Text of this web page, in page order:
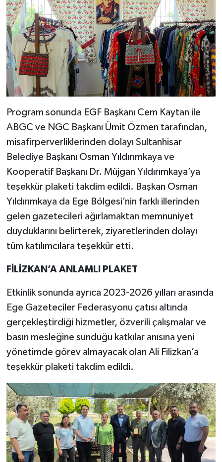
Program sonunda EGF Başkanı Cem Kaytan ile
ABGC ve NGC Başkanı Ümit Özmen tarafından,
misafirperverliklerinden dolayı Sultanhisar
Belediye Başkanı Osman Yıldırımkaya ve
Kooperatif Başkanı Dr. Müjgan Yıldırımkaya’ya
teşekkür plaketi takdim edildi. Başkan Osman
Yıldırımkaya da Ege Bölgesi’nin farklı illerinden
gelen gazetecileri ağırlamaktan memnuniyet
duyduklarını belirterek, ziyaretlerinden dolayı
tüm katılımcılara teşekkür etti.
FİLİZKAN’A ANLAMLI PLAKET
Etkinlik sonunda ayrıca 2023-2026 yılları arasında
Ege Gazeteciler Federasyonu çatısı altında
gerçekleştirdiği hizmetler, özverili çalışmalar ve
basın mesleğine sunduğu katkılar anısına yeni
yönetimde görev almayacak olan Ali Filizkan’a
teşekkür plaketi takdim edildi.